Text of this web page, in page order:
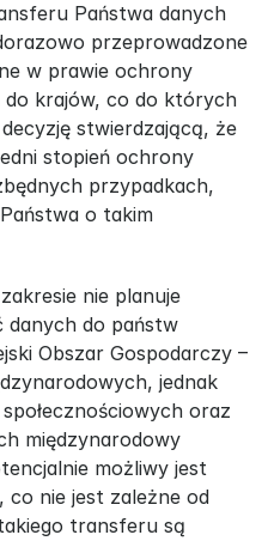
Państwa danych
przeprowadzone
w prawie ochrony
krajów, co do których
decyzję stwierdzającą, że
stopień ochrony
przypadkach,
o takim
nie planuje
danych do państw
Obszar Gospodarczy –
jednak
oraz
międzynarodowy
możliwy jest
co nie jest zależne od
transferu są